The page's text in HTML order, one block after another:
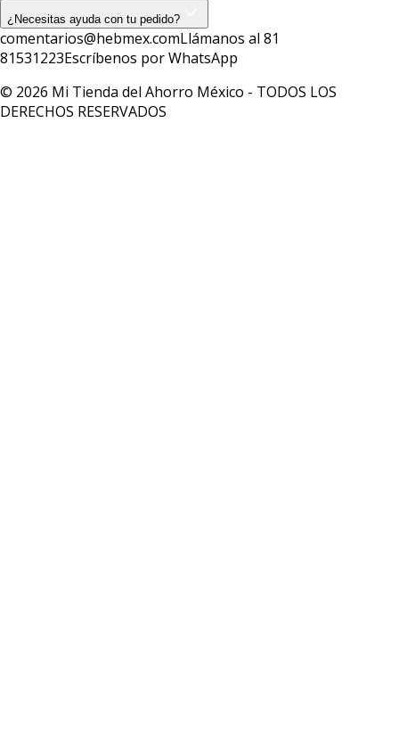
¿Necesitas ayuda con tu pedido?
comentarios@hebmex.comLlámanos al 81
81531223Escríbenos por WhatsApp
© 2026 Mi Tienda del Ahorro México - TODOS LOS
DERECHOS RESERVADOS